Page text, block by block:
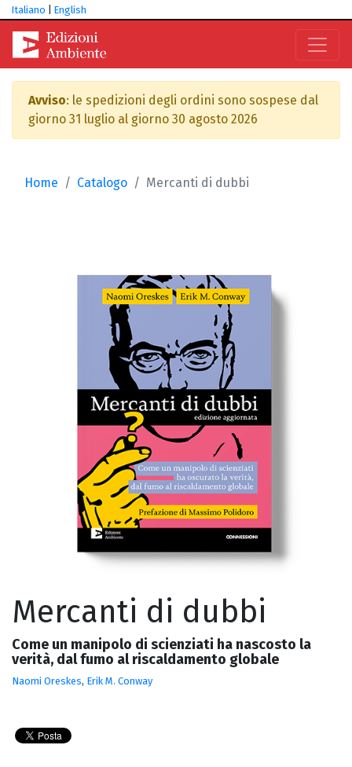
Italiano English
Avviso: le spedizioni degli ordini sono sospese dal
giorno 31 luglio al giorno 30 agosto 2026
Home Catalogo Mercanti di dubbi
Mercanti di dubbi
Come un manipolo di scienziati ha nascosto la
verità, dal fumo al riscaldamento globale
Naomi Oreskes, Erik M. Conway